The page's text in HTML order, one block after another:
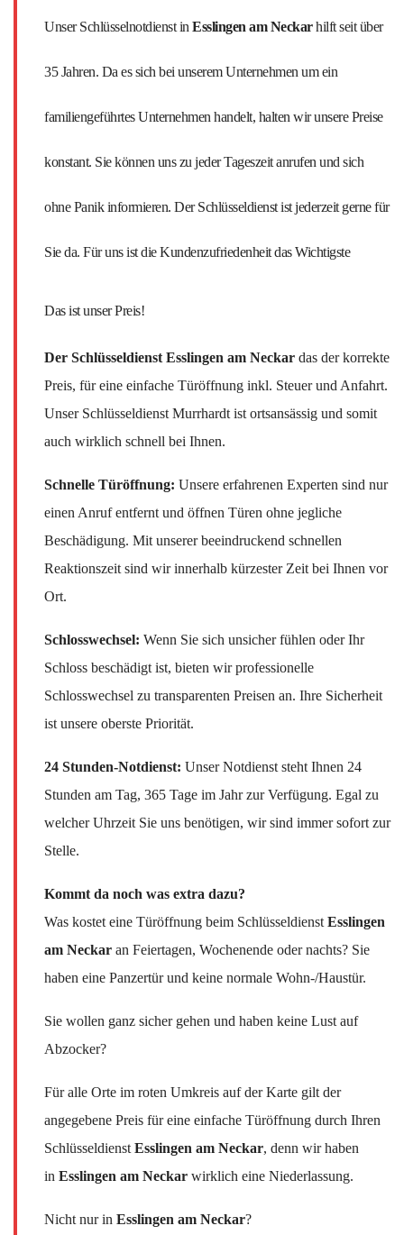
Unser Schlüsselnotdienst in Esslingen am Neckarhilft seit über
35 Jahren. Da es sich bei unserem Unternehmen um ein
familiengeführtes Unternehmen handelt, halten wir unsere Preise
konstant. Sie können uns zu jeder Tageszeit anrufen und sich
ohne Panik informieren. Der Schlüsseldienst ist jederzeit gerne für
Sie da. Für uns ist die Kundenzufriedenheit das Wichtigste
Das ist unser Preis!
Der Schlüsseldienst Esslingen am Neckar das der korrekte
Preis, für eine einfache Türöffnung inkl. Steuer und Anfahrt.
Unser Schlüsseldienst Murrhardt ist ortsansässig und somit
auch wirklich schnell bei Ihnen.
Schnelle Türöffnung: Unsere erfahrenen Experten sind nur
einen Anruf entfernt und öffnen Türen ohne jegliche
Beschädigung. Mit unserer beeindruckend schnellen
Reaktionszeit sind wir innerhalb kürzester Zeit bei Ihnen vor
Ort.
Schlosswechsel: Wenn Sie sich unsicher fühlen oder Ihr
Schloss beschädigt ist, bieten wir professionelle
Schlosswechsel zu transparenten Preisen an. Ihre Sicherheit
ist unsere oberste Priorität.
24 Stunden-Notdienst: Unser Notdienst steht Ihnen 24
Stunden am Tag, 365 Tage im Jahr zur Verfügung. Egal zu
welcher Uhrzeit Sie uns benötigen, wir sind immer sofort zur
Stelle.
Kommt da noch was extra dazu?
Was kostet eine Türöffnung beim Schlüsseldienst Esslingen
am Neckar an Feiertagen, Wochenende oder nachts? Sie
haben eine Panzertür und keine normale Wohn-/Haustür.
Sie wollen ganz sicher gehen und haben keine Lust auf
Abzocker?
Für alle Orte im roten Umkreis auf der Karte gilt der
angegebene Preis für eine einfache Türöffnung durch Ihren
Schlüsseldienst Esslingen am Neckar, denn wir haben
in Esslingen am Neckar wirklich eine Niederlassung.
Nicht nur in Esslingen am Neckar?